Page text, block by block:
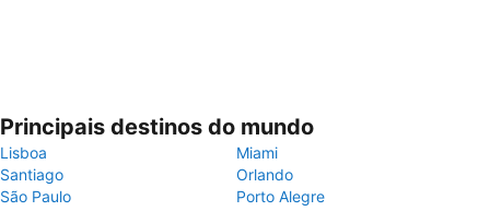
Principais destinos do mundo
Lisboa
Miami
Santiago
Orlando
São Paulo
Porto Alegre